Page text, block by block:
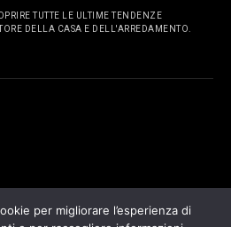
TUTTE LE ULTIME TENDENZE
DELLA CASA E DELL'ARREDAMENTO.
per migliorare l’esperienza di